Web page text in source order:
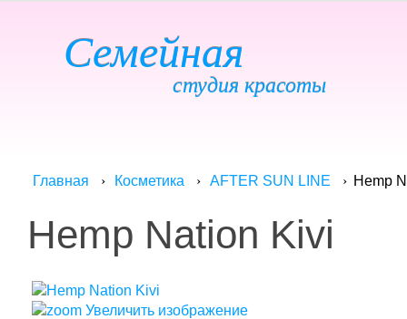
Семейная
студия красоты
Главная Косметика AFTER SUN LINE Hemp
Hemp Nation Kivi
Увеличить изображение